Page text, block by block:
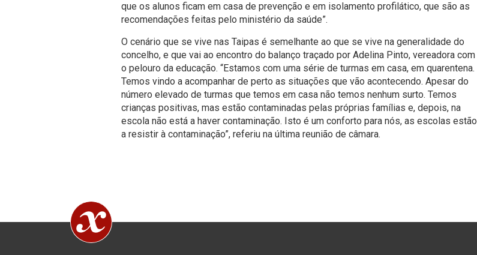
que os alunos ficam em casa de prevenção e em isolamento profilático, que são as
recomendações feitas pelo ministério da saúde”.
O cenário que se vive nas Taipas é semelhante ao que se vive na generalidade do
concelho, e que vai ao encontro do balanço traçado por Adelina Pinto, vereadora com
o pelouro da educação. “Estamos com uma série de turmas em casa, em quarentena.
Temos vindo a acompanhar de perto as situações que vão acontecendo. Apesar do
número elevado de turmas que temos em casa não temos nenhum surto. Temos
crianças positivas, mas estão contaminadas pelas próprias famílias e, depois, na
escola não está a haver contaminação. Isto é um conforto para nós, as escolas estão
a resistir à contaminação”, referiu na última reunião de câmara.